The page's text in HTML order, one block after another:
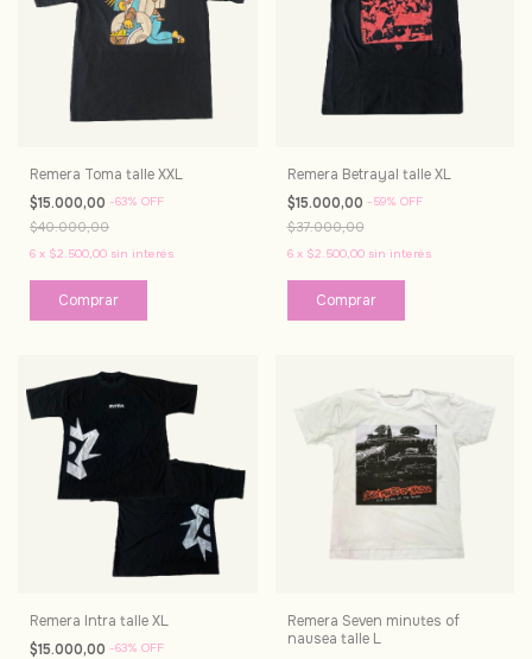
Remera Toma talle XXL
$15.000,00 -63% OFF
$40.000,00
6 x $2.500,00 sin interés
Remera Betrayal talle XL
$15.000,00 -59% OFF
$37.000,00
6 x $2.500,00 sin interés
Remera Intra talle XL
$15.000,00 -63% OFF
Remera Seven minutes of
nausea talle L